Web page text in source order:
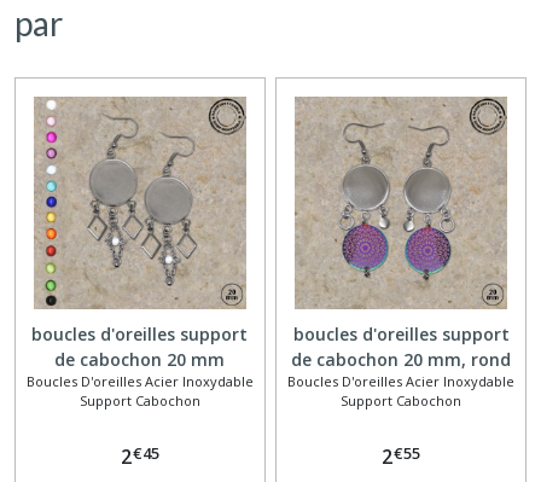
par
boucles d'oreilles support
de cabochon 20 mm
losanges et perles
Boucles D'oreilles Acier Inoxydable
Support Cabochon
2€45
boucles d'oreilles support
de cabochon 20 mm, rond
multicolore filigrane
Boucles D'oreilles Acier Inoxydable
Support Cabochon
2€55